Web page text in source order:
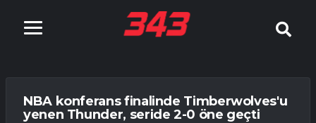
NBA konferans finalinde Timberwolves'u
yenen Thunder, seride 2-0 öne geçti